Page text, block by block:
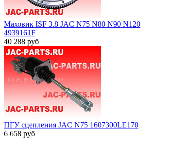
Маховик ISF 3.8 JAC N75 N80 N90 N120
4939161F
40 288 руб
ПГУ сцепления JAC N75 1607300LE170
6 658 руб